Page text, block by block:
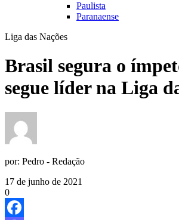
Paulista
Paranaense
Liga das Nações
Brasil segura o
segue líder na Liga
por: Pedro - Redação
17 de junho de 2021
0